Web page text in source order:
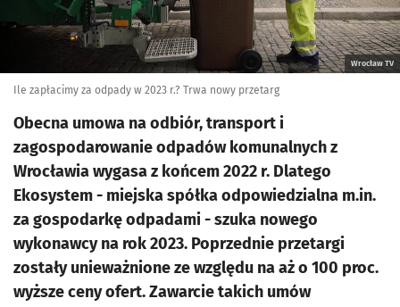
Wrocław TV
Ile zapłacimy za odpady w 2023 r.? Trwa nowy przetarg
Obecna umowa na odbiór, transport i
zagospodarowanie odpadów komunalnych z
Wrocławia wygasa z końcem 2022 r. Dlatego
Ekosystem - miejska spółka odpowiedzialna m.in.
za gospodarkę odpadami - szuka nowego
wykonawcy na rok 2023. Poprzednie przetargi
zostały unieważnione ze względu na aż o 100 proc.
wyższe ceny ofert. Zawarcie takich umów